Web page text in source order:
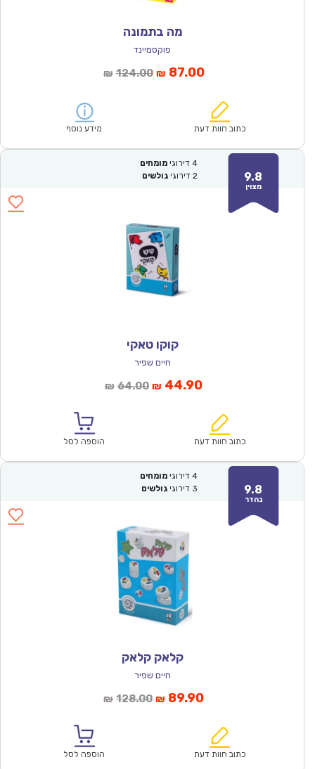
מה בתמונה
פוקסמיינד
₪ 124.00המחיר
₪124.00.
₪ 87.00המחיר
הוא:
כתוב חוות דעת מידע נוסף
9.8
מצוין
4 דירוגי מומחים
2 דירוגי גולשים
קוקו טאקי
חיים שפיר
₪ 64.00המחיר
₪64.00.
₪ 44.90המחיר
הוא:
כתוב חוות דעת הוספה לסל
9.8
נהדר
4 דירוגי מומחים
3 דירוגי גולשים
קלאק קלאק
חיים שפיר
₪ 128.00המחיר
₪128.00.
₪ 89.90המחיר
הוא:
כתוב חוות דעת הוספה לסל